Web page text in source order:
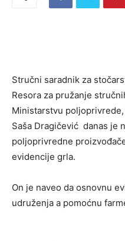
Stručni saradnik za
Resora za pružanje
Ministarstvu
Saša Dragičević danas je
poljoprivredne
evidencije grla.
On je naveo da osnovnu
udruženja a pomoćnu